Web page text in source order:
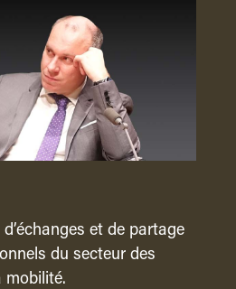
et de partage
du secteur des
mobilité.